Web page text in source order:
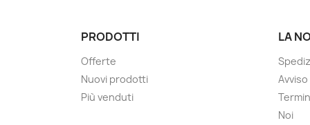
PRODOTTI
Offerte
Nuovi prodotti
Più venduti
LA
Noi